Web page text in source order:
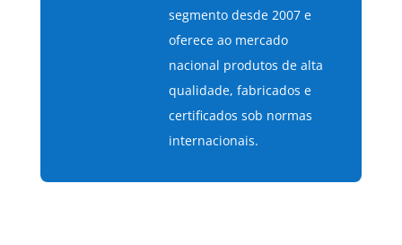
segmento desde 2007 e
oferece ao mercado
nacional produtos de alta
qualidade, fabricados e
certificados sob normas
internacionais.